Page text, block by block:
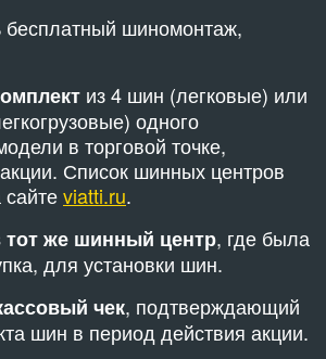
бесплатный шиномонтаж,
из 4 шин (легковые) или
одного
в торговой точке,
Список шинных центров
viatti.ru.
тот же шинный центр, где была
для установки шин.
чек, подтверждающий
шин в период действия акции.